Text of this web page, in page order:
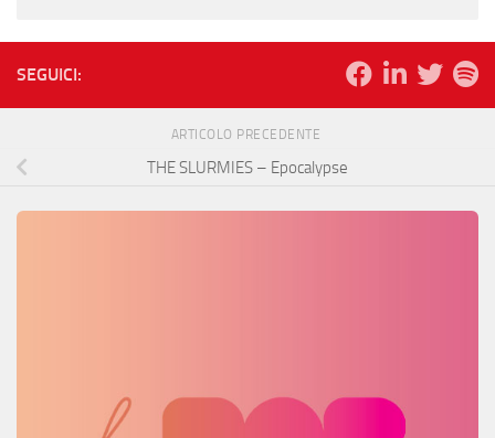
SEGUICI:
ARTICOLO PRECEDENTE
THE SLURMIES – Epocalypse